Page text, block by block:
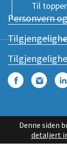
Personvern
Facebook
Til
Denne siden
detaljert